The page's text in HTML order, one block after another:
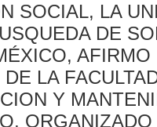
SOCIAL, LA
DE
LA
Y